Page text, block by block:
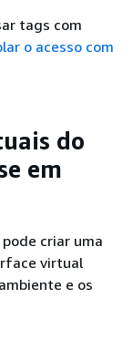
tags com
o acesso com
do
em
criar uma
virtual
e os